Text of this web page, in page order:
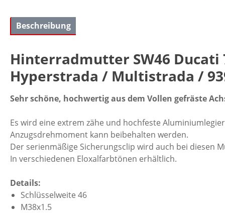
Beschreibung
Hinterradmutter SW46 Ducati
Hyperstrada / Multistrada /
Sehr schöne, hochwertig aus dem Vollen gefräste
Es wird eine extrem zähe und hochfeste
Anzugsdrehmoment kann beibehalten werden.
Der serienmäßige Sicherungsclip wird auch bei diesen
In verschiedenen Eloxalfarbtönen erhältlich.
Details:
Schlüsselweite 46
M38x1.5